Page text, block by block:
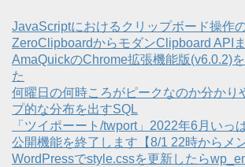
JavaScriptにおけるクリップボード操作
ZeroClipboardからモダンClipboard API
AmaQuickのChrome拡張機能版(v6.0.2)
た
何曜日の何時ころがピークなのか分かり
プ的な分布を出すSQL
「ツイポーート/twport」2022年6月いっ
公開機能を終了します【8/1 22時からメ
WordPressでstyle.cssを更新したら